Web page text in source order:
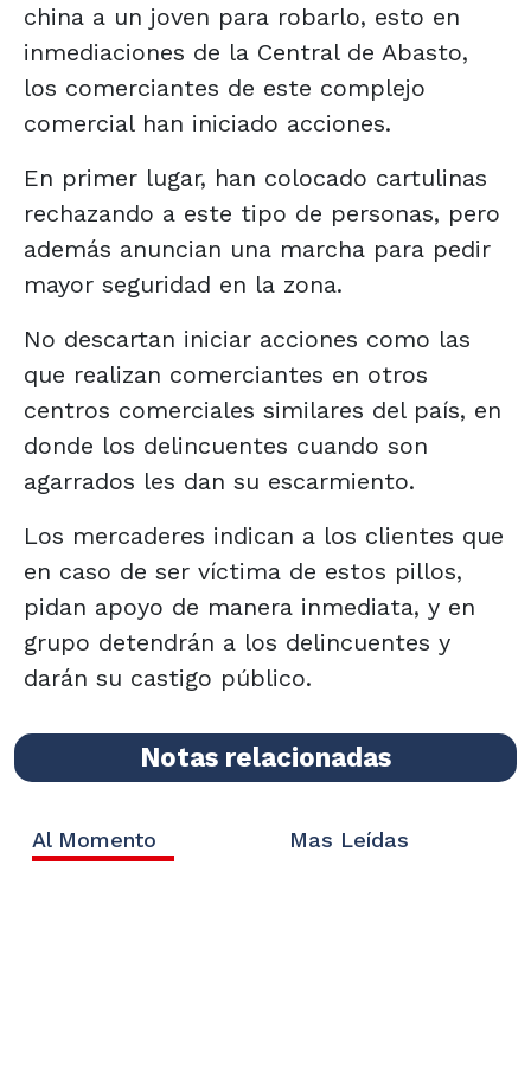
china a un joven para robarlo, esto en
inmediaciones de la Central de Abasto,
los comerciantes de este complejo
comercial han iniciado acciones.
En primer lugar, han colocado cartulinas
rechazando a este tipo de personas, pero
además anuncian una marcha para pedir
mayor seguridad en la zona.
No descartan iniciar acciones como las
que realizan comerciantes en otros
centros comerciales similares del país, en
donde los delincuentes cuando son
agarrados les dan su escarmiento.
Los mercaderes indican a los clientes que
en caso de ser víctima de estos pillos,
pidan apoyo de manera inmediata, y en
grupo detendrán a los delincuentes y
darán su castigo público.
Notas relacionadas
Al Momento Mas Leídas